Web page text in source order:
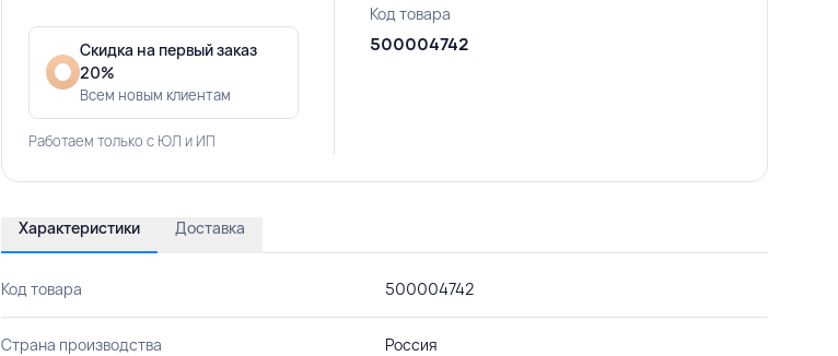
Скидка на первый заказ
20%
Всем новым клиентам
Работаем только с ЮЛ и ИП
Код товара
500004742
Характеристики Доставка
Код товара 500004742
Страна производства Россия